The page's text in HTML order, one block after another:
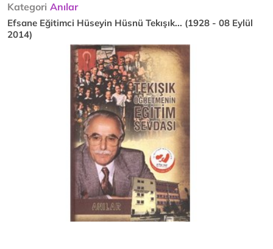
Kategori Anılar
Efsane Eğitimci Hüseyin Hüsnü Tekışık... (1928 - 08 Eylül
2014)